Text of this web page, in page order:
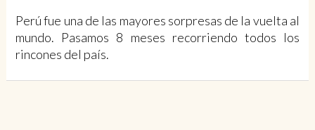
Perú fue una de las mayores sorpresas de la vuelta al
mundo. Pasamos 8 meses recorriendo todos los
rincones del país.